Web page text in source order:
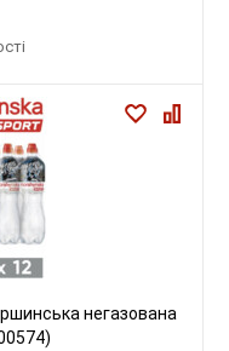
негазована